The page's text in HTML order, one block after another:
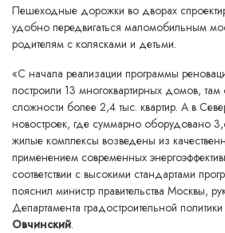
Пешеходные дорожки во дворах
удобно передвигаться маломобильным
родителям с колясками и детьми.
«С начала реализации программы
построили 13 многоквартирных домов,
сложности более 2,4 тыс. квартир. А в
новостроек, где суммарно оборудовано
жилые комплексы возведены из
применением современных
соответствии с высокими стандартами
пояснил министр правительства Москвы,
Департамента градостроительной политики
Овчинский.